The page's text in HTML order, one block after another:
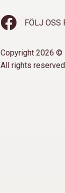
FÖLJ OSS
Copyright 2026 ©
All rights